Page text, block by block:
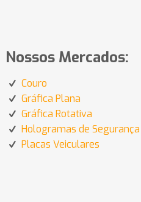
Nossos Mercados:
Couro
Gráfica Plana
Gráfica Rotativa
Hologramas de Segurança
Placas Veiculares